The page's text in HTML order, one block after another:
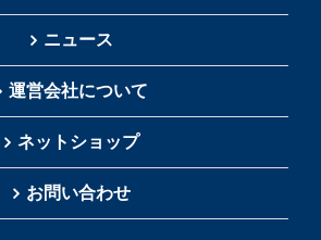
ニュース
運営会社について
ネットショップ
お問い合わせ